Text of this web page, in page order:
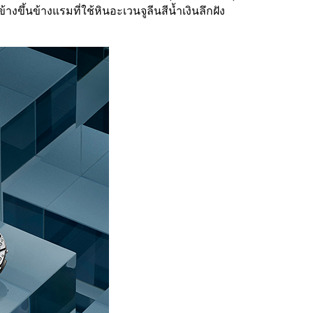
งขึ้นข้างแรมที่ใช้หินอะเวนจูลีนสีน้ำเงินลึกฝัง